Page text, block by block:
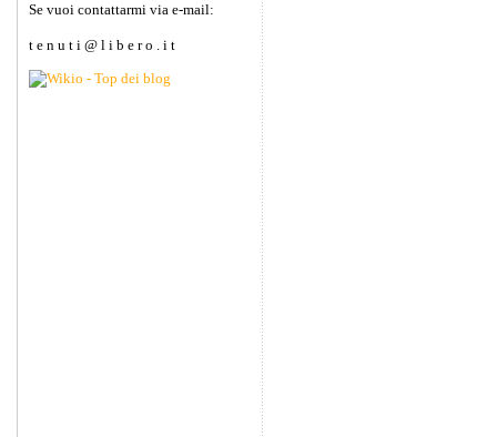
Se vuoi contattarmi via e-mail:
t e n u t i @ l i b e r o . i t